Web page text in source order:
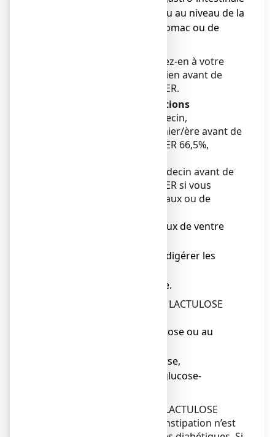
(blessure/trou au niveau de la
paroi de l’estomac ou de
Si vous avez un doute, parlez-en à votre
médecin ou votre pharmacien avant de
prendre LACTULOSE COOPER.
Avertissements et précautions
Adressez-vous à votre médecin,
pharmacien ou votre infirmier/ère avant de
prendre LACTULOSE COOPER 66,5%,
Veuillez consulter votre médecin avant de
prendre LACTULOSE COOPER si vous
souffrez de troubles médicaux ou de
● si vous souffrez de maux de ventre
● si vous ne pouvez pas digérer les
● si vous avez un diabète.
LACTULOSE
● d’intolérance au galactose ou au
● de déficit total en lactase,
● de malabsorption du glucose-
La posologie habituelle de LACTULOSE
COOPER utilisée dans la constipation n’est